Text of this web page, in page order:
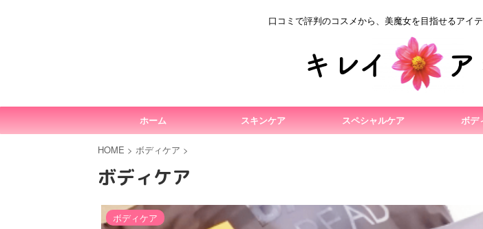
口コミで評判のコスメから、美魔女を目指せるアイ
ホーム スキンケア スペシャルケア ボデ
HOME > ボディケア >
ボディケア
ボディケア